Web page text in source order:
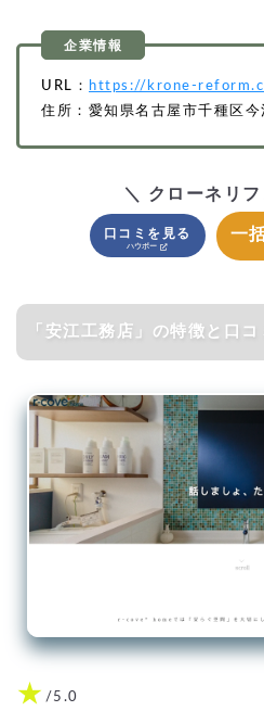
URL：
https://krone-
住所：愛知県名古屋市千種区
＼ クローネリ
口コミを見る 一
「安江工務店」の特徴と口
★ /5.0